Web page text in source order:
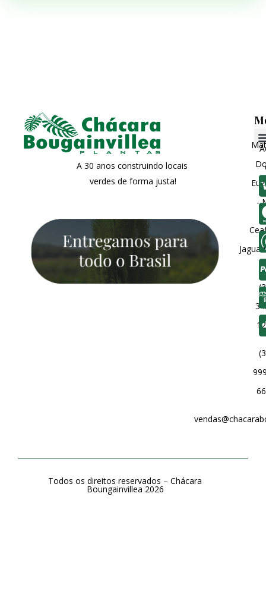
A 30 anos construindo locais
verdes de forma justa!
-
Todos os direitos reservados –Chácara
Boungainvillea 2026